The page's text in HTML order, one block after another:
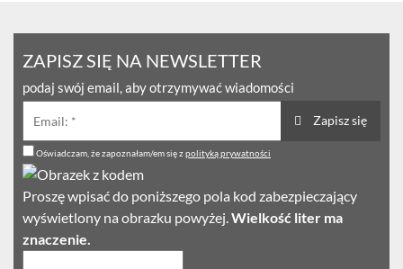
ZAPISZ SIĘ NA NEWSLETTER
podaj swój email, aby otrzymywać wiadomości
Zapisz się
Oświadczam, że zapoznałam/em się zpolityką prywatności
Proszę wpisać do poniższego pola kod zabezpieczający
wyświetlony na obrazku powyżej.Wielkość liter ma
znaczenie.